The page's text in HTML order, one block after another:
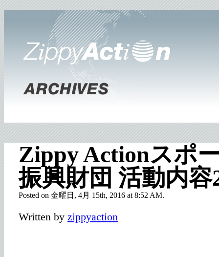
Zippy Actionスポ
振興財団 活動内容
Posted on 金曜日, 4月 15th, 2016 at 8:52 AM.
Written by zippyaction